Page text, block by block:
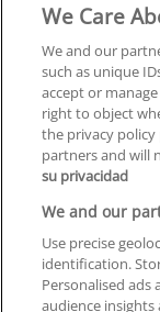
We Care
We and our
such as unique
accept or
right to object
the privacy policy
partners and will
su privacidad
We and our
Use precise
identification.
Personalised
audience